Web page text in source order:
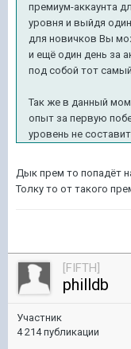
премиум-аккаунта
уровня и выйдя
для новичков Вы
и ещё один день за
под собой тот
Так же в данный
опыт за первую
уровень не
Дык прем то попадёт
Толку то от такого
[FIFTH]
philldb
Участник
4 214 публикации